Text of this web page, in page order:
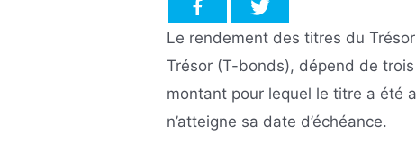
Le rendement des titres du
Trésor (T-bonds), dépend de
montant pour lequel le titre a été
n’atteigne sa date d’échéance.